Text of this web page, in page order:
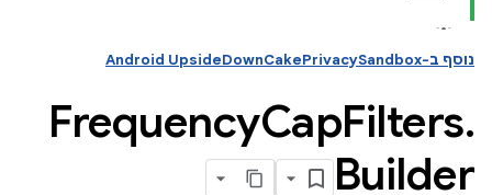
נוסף ב-Android UpsideDownCakePrivacySandbox
FrequencyCapFilters.
Builder